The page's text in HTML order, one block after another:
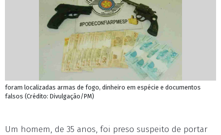
foram localizadas armas de fogo, dinheiro em espécie e documentos
falsos (Crédito: Divulgação/PM)
Um homem, de 35 anos, foi preso suspeito de portar